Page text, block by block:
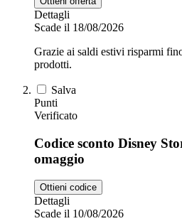
Zalando
adidas
Scarpe
Dettagli
Scade il 18/08/2026
Grazie ai saldi estivi risparmi
prodotti.
Salva
Punti
Verificato
Codice sconto Disney
omaggio
Ottieni codice
Dettagli
Scade il 10/08/2026